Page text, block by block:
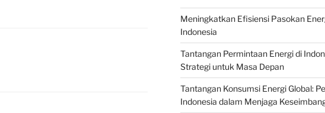
Meningkatkan Efisiensi Pasokan
Indonesia
Tantangan Permintaan Energi di
Strategi untuk Masa Depan
Tantangan Konsumsi Energi Global:
Indonesia dalam Menjaga